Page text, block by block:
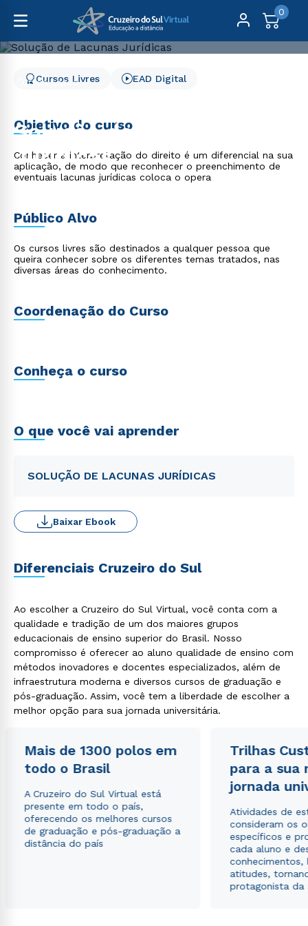
0
Cursos Livres
Solução de Lacunas
Jurídicas
Cursos Livres EAD Digital
Objetivo do curso
Conhecer a interpretação do direito é um diferencial na sua
aplicação, de modo que reconhecer o preenchimento de
eventuais lacunas jurídicas coloca o opera
Público Alvo
Os cursos livres são destinados a qualquer pessoa que
queira conhecer sobre os diferentes temas tratados, nas
diversas áreas do conhecimento.
Coordenação do Curso
Conheça o curso
O que você vai aprender
SOLUÇÃO DE LACUNAS JURÍDICAS
Baixar Ebook
Diferenciais Cruzeiro do Sul
Ao escolher a Cruzeiro do Sul Virtual, você conta com a
qualidade e tradição de um dos maiores grupos
educacionais de ensino superior do Brasil. Nosso
compromisso é oferecer ao aluno qualidade de ensino com
métodos inovadores e docentes especializados, além de
infraestrutura moderna e diversos cursos de graduação e
pós-graduação. Assim, você tem a liberdade de escolher a
melhor opção para sua jornada universitária.
Mais de 1300 polos em
todo o Brasil
A Cruzeiro do Sul Virtual está
presente em todo o país,
oferecendo os melhores cursos
de graduação e pós-graduação a
distância do país
Trilhas
para a sua
jornada
Atividades de
consideram os
específicos e
cada aluno e
conhecimentos,
atitudes,
protagonista da